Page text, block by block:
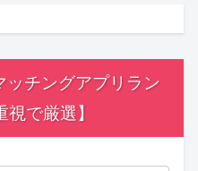
チングアプリラン
で厳選】